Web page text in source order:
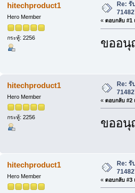
hitechproduct1
Hero Member
กระทู้: 2256
Re:
« ตอบกลับ #1
ขออนุ
hitechproduct1
Hero Member
กระทู้: 2256
Re: รั
« ตอบกลับ #2
ขออนุ
hitechproduct1
Hero Member
Re: รั
« ตอบกลับ #3